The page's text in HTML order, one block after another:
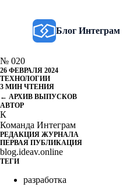
Блог Интеграм
№ 020
26 ФЕВРАЛЯ 2024
ТЕХНОЛОГИИ
3 МИН ЧТЕНИЯ
← АРХИВ ВЫПУСКОВ
АВТОР
К
Команда Интеграм
РЕДАКЦИЯ ЖУРНАЛА
ПЕРВАЯ ПУБЛИКАЦИЯ
blog.ideav.online
ТЕГИ
разработка